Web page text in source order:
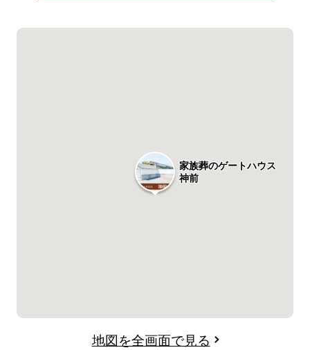
家族葬のゲートハウス
神前
地図を全画面で見る